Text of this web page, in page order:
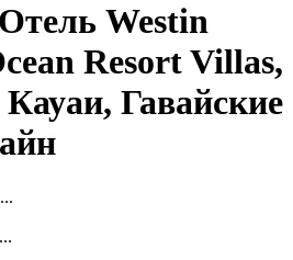
Westin
Resort Villas,
Гавайские
...
...